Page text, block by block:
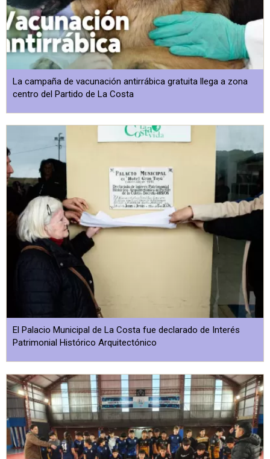
La campaña de vacunación antirrábica gratuita llega a zona
centro del Partido de La Costa
El Palacio Municipal de La Costa fue declarado de Interés
Patrimonial Histórico Arquitectónico